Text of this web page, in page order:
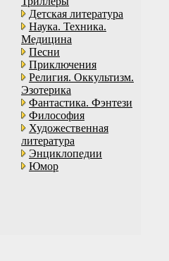
Детская литература
Наука. Техника.
Медицина
Песни
Приключения
Религия. Оккультизм.
Эзотерика
Фантастика. Фэнтези
Философия
Художественная
литература
Энциклопедии
Юмор